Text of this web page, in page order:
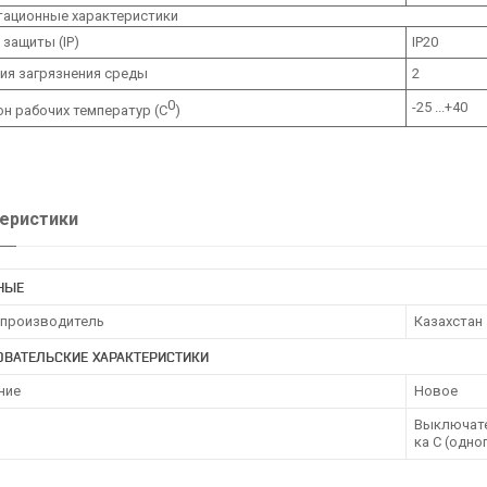
характеристики
защиты (IP)
IP20
загрязнения среды
2
рабочих температур (С0) -25 ...+40
Казахстан
ХАРАКТЕРИСТИКИ
Новое
ка С